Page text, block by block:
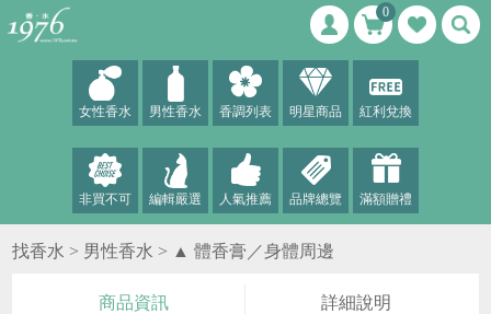
0
女性香水 男性香水 香調列表 明星商品 紅利兌換
非買不可 編輯嚴選 人氣推薦 品牌總覽 滿額贈禮
找香水 > 男性香水 > ▲ 體香膏／身體周邊
商品資訊 詳細說明